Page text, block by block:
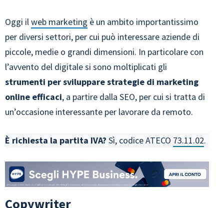
Oggi ilweb marketing è un ambito importantissimo
per diversi settori, per cui può interessare aziende di
piccole, medie o grandi dimensioni. In particolare con
l’avvento del digitale si sono moltiplicati gli
strumenti per sviluppare strategie di marketing
online efficaci, a partire dalla SEO, per cui si tratta di
un’occasione interessante per lavorare da remoto.
È richiesta la partita IVA? Sì, codice ATECO 73.11.02.
Copywriter